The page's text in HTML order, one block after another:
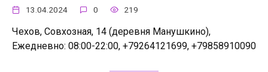
13.04.2024 0 219
Чехов, Совхозная, 14 (деревня Манушкино),
Ежедневно: 08:00-22:00, +79264121699, +79858910090